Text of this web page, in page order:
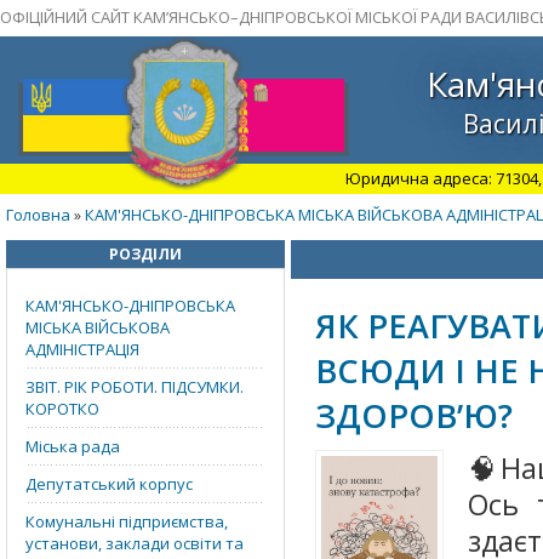
ОФІЦІЙНИЙ САЙТ КАМ’ЯНСЬКО–ДНІПРОВСЬКОЇ МІСЬКОЇ РАДИ
Юридична адреса: 71304,
Головна »КАМ'ЯНСЬКО-ДНІПРОВСЬКА МІСЬКА ВІЙСЬКОВА
РОЗДІЛИ
КАМ'ЯНСЬКО-ДНІПРОВСЬКА
МІСЬКА ВІЙСЬКОВА
АДМІНІСТРАЦІЯ
ЗВІТ. РІК РОБОТИ. ПІДСУМКИ.
КОРОТКО
Міська рада
Депутатський корпус
Комунальні підприємства,
установи, заклади освіти та
ЯК
ВСЮДИ І
ЗДОРОВ’Ю?
Ось